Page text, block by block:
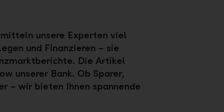
unsere Experten viel
und Finanzieren – sie
Die Artikel
unserer Bank. Ob Sparer,
– wir bieten Ihnen spannende